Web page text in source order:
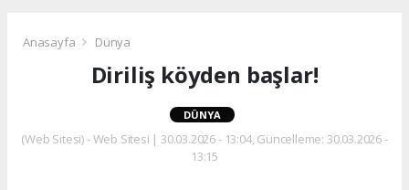
Anasayfa Dünya
Diriliş köyden başlar!
DÜNYA
(Web Sitesi) - Web Sitesi | 30.03.2026 - 13:04, Güncelleme: 30.03.2026 -
13:15